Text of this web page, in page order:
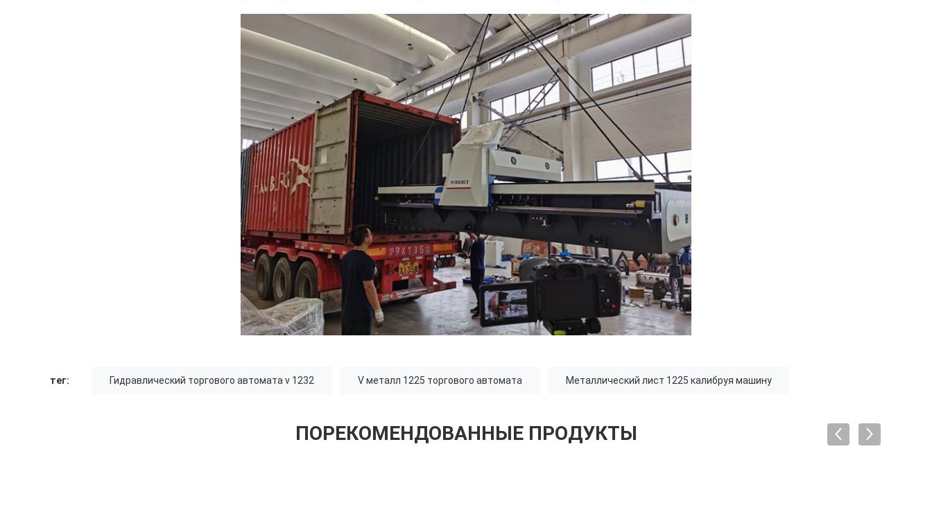
тег: Гидравлический торгового автомата v 1232 V металл 1225 торгового автомата Металлический лист 1225 калибруя машину
ПОРЕКОМЕНДОВАННЫЕ ПРОДУКТЫ